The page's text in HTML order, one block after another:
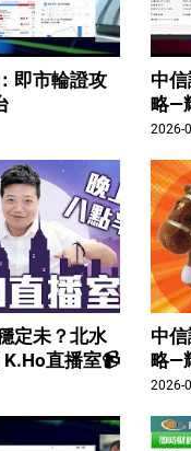
即市輪證攻
中
略—
2026-
定未？北水
直播室📹
中
略—
2026-